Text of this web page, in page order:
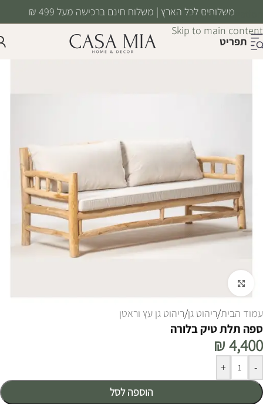
Skip to navigation
Skip to main content
משלוחים לכל הארץ | משלוח חינם ברכישה מעל 499 ₪
תפריט
לחצו להגדלה
עמוד הבית/ריהוט גן/ריהוט גן עץ וראטן
ספה תלת טיק בלורה
₪4,400
-
+
הוספה לסל
Alternative: